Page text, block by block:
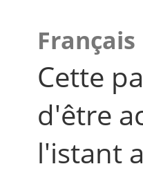
Français
Cette
d'être
l'istant